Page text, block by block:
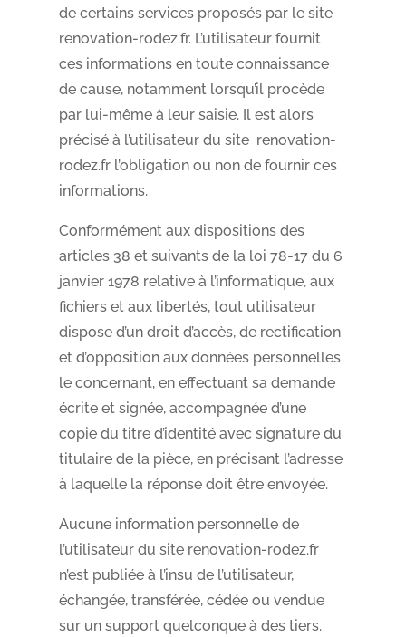
de certains services proposés par le site
renovation-rodez.fr. L’utilisateur fournit
ces informations en toute connaissance
de cause, notamment lorsqu’il procède
par lui-même à leur saisie. Il est alors
précisé à l’utilisateur du site renovation-
rodez.fr l’obligation ou non de fournir ces
informations.
Conformément aux dispositions des
articles 38 et suivants de la loi 78-17 du 6
janvier 1978 relative à l’informatique, aux
fichiers et aux libertés, tout utilisateur
dispose d’un droit d’accès, de rectification
et d’opposition aux données personnelles
le concernant, en effectuant sa demande
écrite et signée, accompagnée d’une
copie du titre d’identité avec signature du
titulaire de la pièce, en précisant l’adresse
à laquelle la réponse doit être envoyée.
Aucune information personnelle de
l’utilisateur du site renovation-rodez.fr
n’est publiée à l’insu de l’utilisateur,
échangée, transférée, cédée ou vendue
sur un support quelconque à des tiers.